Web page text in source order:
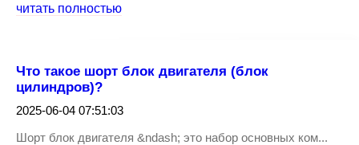
читать полностью
Что такое шорт блок двигателя (блок
цилиндров)?
2025-06-04 07:51:03
Шорт блок двигателя &ndash; это набор основных ком...